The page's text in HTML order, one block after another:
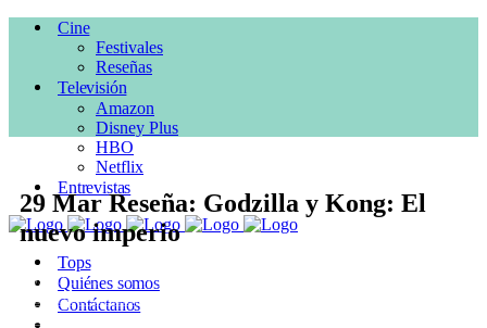
Cine
Festivales
Reseñas
Televisión
Amazon
Disney Plus
HBO
Netflix
Entrevistas
Tops
Quiénes somos
Contáctanos
29 MarReseña: Godzilla y Kong: El
nuevo imperio
Posted at 17:35hinAccion
Ruiloba 0 Comments
Like